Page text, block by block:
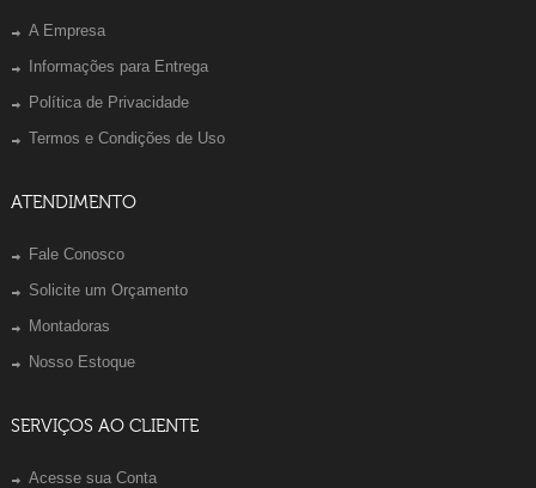
A Empresa
Informações para Entrega
Política de Privacidade
Termos e Condições de Uso
ATENDIMENTO
Fale Conosco
Solicite um Orçamento
Montadoras
Nosso Estoque
SERVIÇOS AO CLIENTE
Acesse sua Conta